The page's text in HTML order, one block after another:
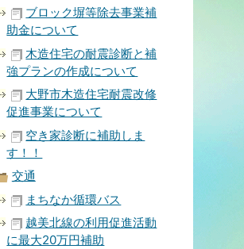
ブロック塀等除去事業補
助金について
木造住宅の耐震診断と補
強プランの作成について
大野市木造住宅耐震改修
促進事業について
空き家診断に補助しま
す！！
交通
まちなか循環バス
越美北線の利用促進活動
に最大20万円補助